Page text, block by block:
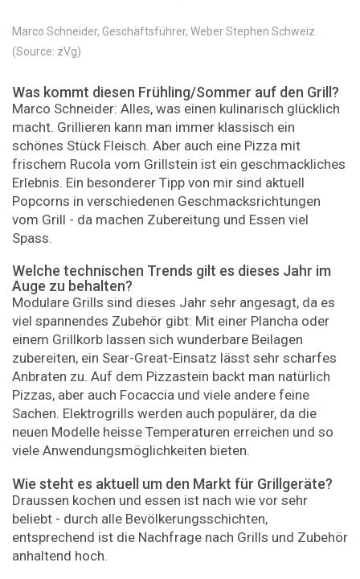
Marco Schneider, Geschäfts­führer, Weber Stephen Schweiz.
(Source: zVg)
Was kommt diesen Frühling/Sommer auf den Grill?
Marco Schneider: Alles, was einen kulinarisch glücklich
macht. Grillieren kann man immer klassisch ein
schönes Stück Fleisch. Aber auch eine Pizza mit
frischem Rucola vom Grillstein ist ein geschmackliches
Erlebnis. Ein besonderer Tipp von mir sind ­aktuell
Popcorns in verschiedenen Geschmacksrichtungen
vom Grill - da machen Zubereitung und Essen viel
Spass.
Welche technischen Trends gilt es dieses Jahr im
Auge zu ­behalten?
Modulare Grills sind dieses Jahr sehr angesagt, da es
viel spannendes Zubehör gibt: Mit einer Plancha oder
einem Grillkorb lassen sich wunderbare Beilagen
zubereiten, ein Sear-Great-Einsatz lässt sehr scharfes
Anbraten zu. Auf dem Pizzastein backt man natürlich
Pizzas, aber auch Focaccia und viele andere feine
Sachen. Elektrogrills werden auch populärer, da die
neuen Modelle heisse Temperaturen erreichen und so
viele Anwendungsmöglichkeiten bieten.
Wie steht es aktuell um den Markt für Grillgeräte?
Draussen kochen und essen ist nach wie vor sehr
beliebt - durch alle Bevölkerungsschichten,
entsprechend ist die Nachfrage nach Grills und Zubehör
anhaltend hoch.